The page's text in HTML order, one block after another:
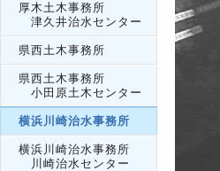
厚木土木事務所
津久井治水センター
県西土木事務所
県西土木事務所
小田原土木センター
横浜川崎治水事務所
横浜川崎治水事務所
川崎治水センター